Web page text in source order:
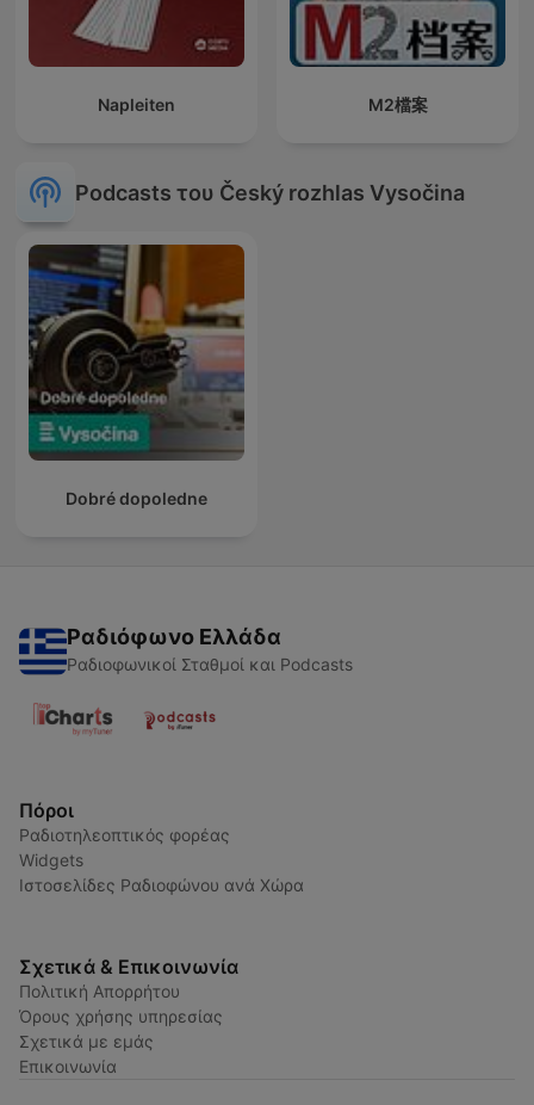
Napleiten M2檔案
Podcasts του Český rozhlas Vysočina
Dobré dopoledne
Ραδιόφωνο Ελλάδα
Ραδιοφωνικοί Σταθμοί και Podcasts
Πόροι
Ραδιοτηλεοπτικός φορέας
Widgets
Ιστοσελίδες Ραδιοφώνου ανά Χώρα
Σχετικά & Επικοινωνία
Πολιτική Απορρήτου
Όρους χρήσης υπηρεσίας
Σχετικά με εμάς
Επικοινωνία